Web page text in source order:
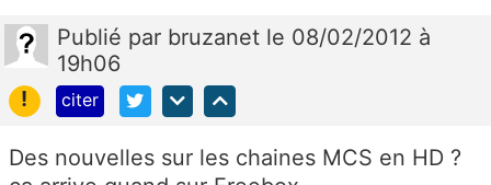
Publié par bruzanet le 08/02/2012 à
19h06
!
citer
Des nouvelles sur les chaines MCS en HD ?